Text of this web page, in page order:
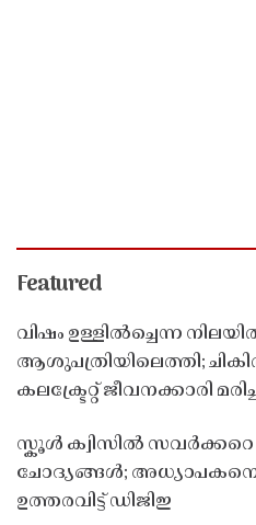
Featured
വിഷം ഉള്ളിൽച്ചെന്ന
ആശുപത്രിയിലെത്തി;
കലക്ട്രേറ്റ് ജീവനക്കാരി
സ്കൂൾ ക്വിസിൽ
ചോദ്യങ്ങൾ;
ഉത്തരവിട്ട് ഡിജിഇ